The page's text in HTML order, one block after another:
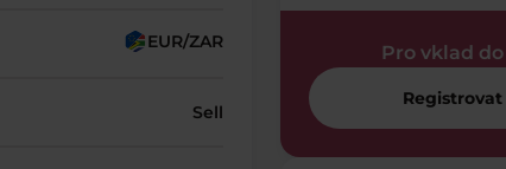
EUR/ZAR
Sell
Pro vklad
Registrovat